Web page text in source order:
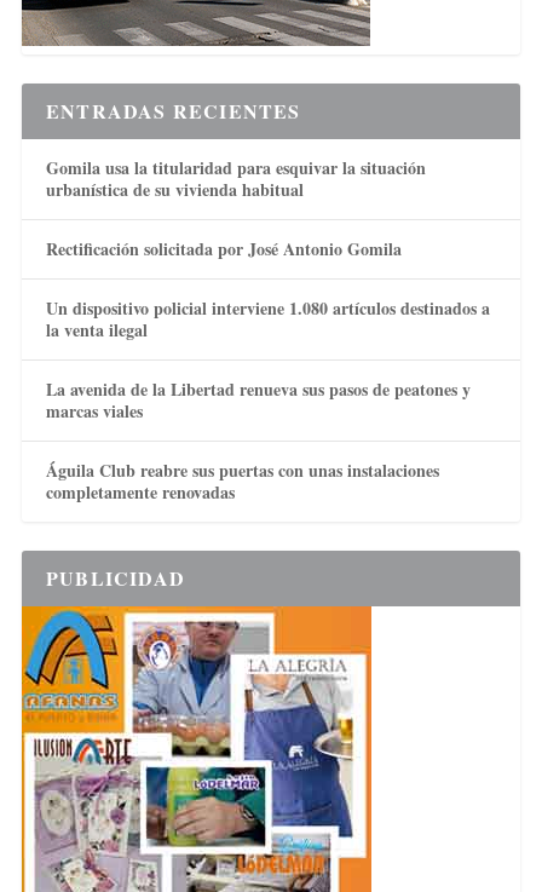
ENTRADAS RECIENTES
Gomila usa la titularidad para esquivar la situación
urbanística de su vivienda habitual
Rectificación solicitada por José Antonio Gomila
Un dispositivo policial interviene 1.080 artículos destinados a
la venta ilegal
La avenida de la Libertad renueva sus pasos de peatones y
marcas viales
Águila Club reabre sus puertas con unas instalaciones
completamente renovadas
PUBLICIDAD